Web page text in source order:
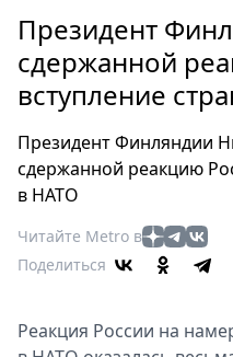
Россия
Мир
Здоровье
Туризм
Мода
Кино
Афиша
Выставки
Президент
сдержанной
вступление
Президент Финляндии
сдержанной реакцию
в НАТО
Читайте Metro в
Поделиться
Реакция России на